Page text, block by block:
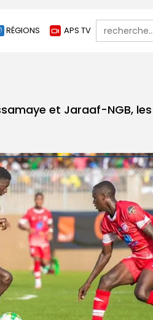
RÉGIONS APS TV
Search
for:
et Jaraaf-NGB,